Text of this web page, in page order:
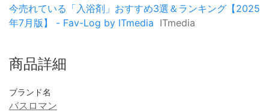
今売れている「入浴剤」おすすめ3選＆ランキング【2025
年7月版】 - Fav-Log by ITmedia ITmedia
商品詳細
ブランド名
バスロマン